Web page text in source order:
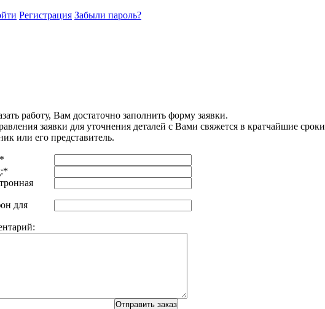
Регистрация Забыли пароль?
работу, Вам достаточно заполнить форму заявки.
заявки для уточнения деталей с Вами свяжется в кратчайшие сроки
или его представитель.
*
*
для